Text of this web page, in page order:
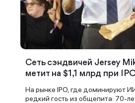
Сеть сэндвичей Jersey
метит на $1,1 млрд при
На рынке IPO, где доминируют
редкий гость из общепита: 70-